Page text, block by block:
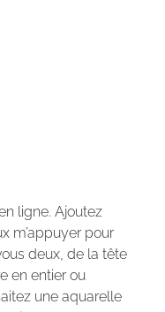
ligne. Ajoutez
m’appuyer pour
deux, de la tête
en entier ou
une aquarelle